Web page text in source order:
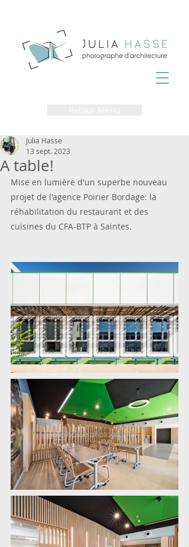
A table!
Julia Hasse
13 sept. 2023
Mise en lumière d'un superbe nouveau
projet de l'agence Poirier Bordage: la
réhabilitation du restaurant et des
cuisines du CFA-BTP à Saintes.